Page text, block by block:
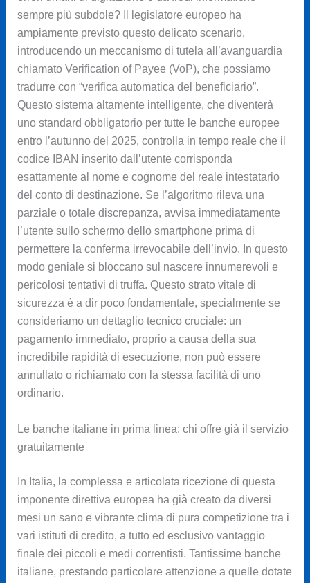
sempre più subdole? Il legislatore europeo ha
ampiamente previsto questo delicato scenario,
introducendo un meccanismo di tutela all’avanguardia
chiamato Verification of Payee (VoP), che possiamo
tradurre con “verifica automatica del beneficiario”.
Questo sistema altamente intelligente, che diventerà
uno standard obbligatorio per tutte le banche europee
entro l’autunno del 2025, controlla in tempo reale che il
codice IBAN inserito dall’utente corrisponda
esattamente al nome e cognome del reale intestatario
del conto di destinazione. Se l’algoritmo rileva una
parziale o totale discrepanza, avvisa immediatamente
l’utente sullo schermo dello smartphone prima di
permettere la conferma irrevocabile dell’invio. In questo
modo geniale si bloccano sul nascere innumerevoli e
pericolosi tentativi di truffa. Questo strato vitale di
sicurezza è a dir poco fondamentale, specialmente se
consideriamo un dettaglio tecnico cruciale: un
pagamento immediato, proprio a causa della sua
incredibile rapidità di esecuzione, non può essere
annullato o richiamato con la stessa facilità di uno
ordinario.
Le banche italiane in prima linea: chi offre già il servizio
gratuitamente
In Italia, la complessa e articolata ricezione di questa
imponente direttiva europea ha già creato da diversi
mesi un sano e vibrante clima di pura competizione tra i
vari istituti di credito, a tutto ed esclusivo vantaggio
finale dei piccoli e medi correntisti. Tantissime banche
italiane, prestando particolare attenzione a quelle dotate